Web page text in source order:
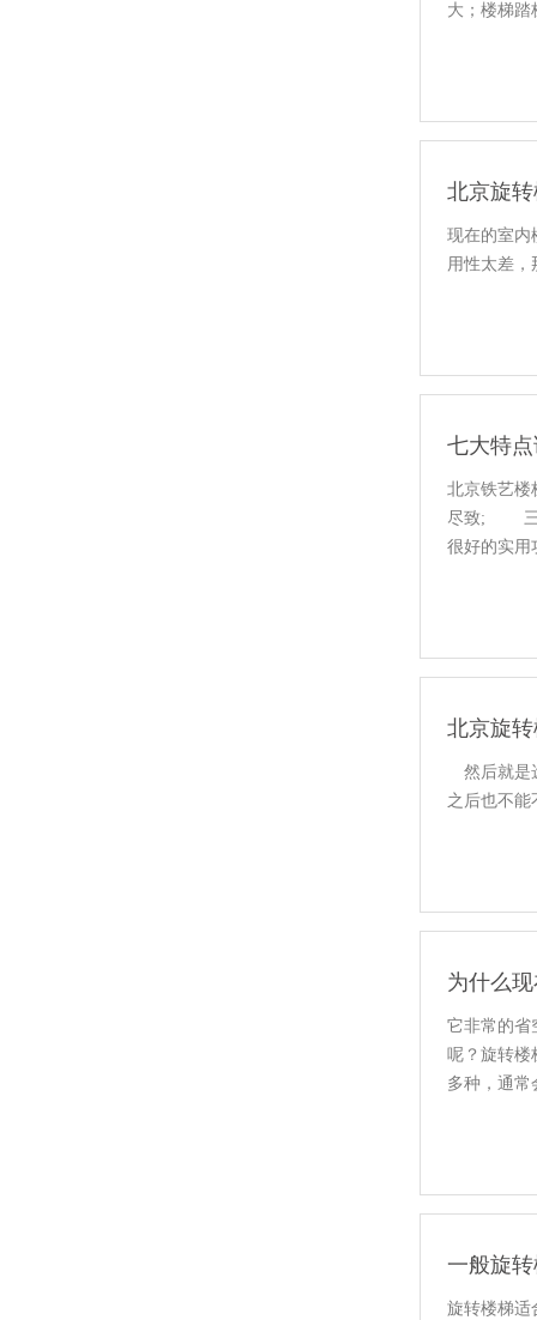
大；楼梯踏
北京旋
现在的室内
用性太差，
七大特
北京铁艺
尽致; 三
很好的实用
北京旋
然后就是
之后也不能
为什么
它非常的省
呢？旋转楼
多种，通常
一般旋
旋转楼梯适